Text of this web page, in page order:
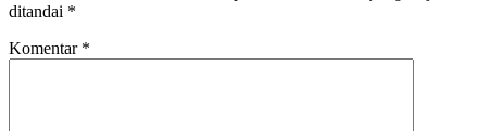
ditandai *
Komentar *